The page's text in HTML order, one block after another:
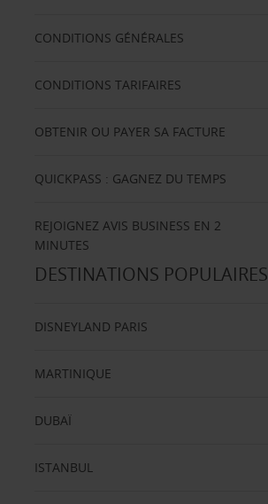
CONDITIONS GÉNÉRALES
CONDITIONS TARIFAIRES
OBTENIR OU PAYER SA FACTURE
QUICKPASS : GAGNEZ DU TEMPS
REJOIGNEZ AVIS BUSINESS EN 2
MINUTES
DESTINATIONS POPULAIRES
DISNEYLAND PARIS
MARTINIQUE
DUBAÏ
ISTANBUL